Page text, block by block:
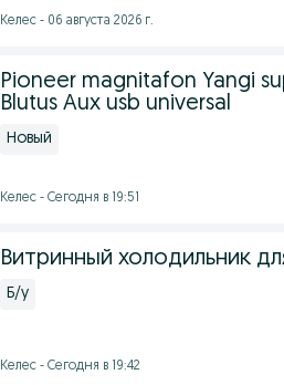
Келес - 06 августа 2026 г.
Pioneer magnitafon Yangi
Blutus Aux usb universal
Новый
Келес - Сегодня в 19:51
Витринный холодильник
Б/у
Келес - Сегодня в 19:42